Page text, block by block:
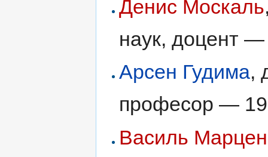
Денис Москаль
наук, доцент
Арсен Гудима,
професор —
Василь